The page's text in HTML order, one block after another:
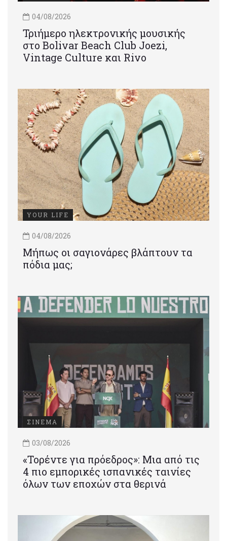
04/08/2026
Τριήμερο ηλεκτρονικής μουσικής
στο Bolivar Beach Club Joezi,
Vintage Culture και Rivo
YOUR LIFE
04/08/2026
Μήπως οι σαγιονάρες βλάπτουν τα
πόδια μας;
ΣΙΝΕΜΑ
03/08/2026
«Τορέντε για πρόεδρος»: Mια από τις
4 πιο εμπορικές ισπανικές ταινίες
όλων των εποχών στα θερινά